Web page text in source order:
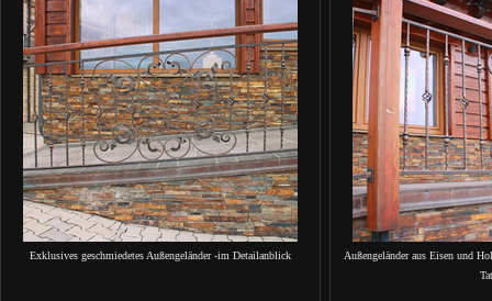
Exklusives geschmiedetes Außengeländer -im Detailanblick
Außengeländer aus Eisen und